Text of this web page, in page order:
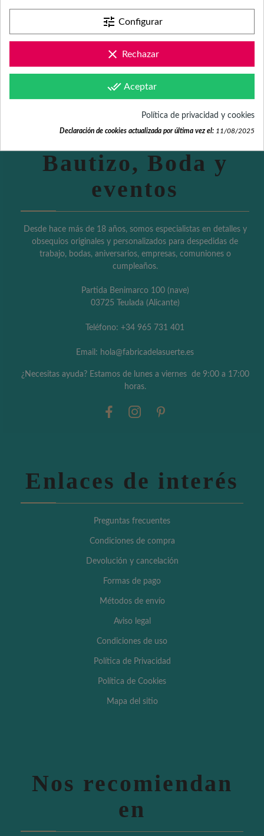
Detalles
personalizados
para Comunión,
Bautizo, Boda y
eventos
Desde hace más de 18 años, somos especialistas en detalles y
obsequios originales y personalizados para despedidas de
trabajo, bodas, aniversarios, empresas, comuniones o
cumpleaños.
Partida Benimarco 100 (nave)
03725 Teulada (Alicante)
Teléfono: +34 965 731 401
Email: hola@fabricadelasuerte.es
¿Necesitas ayuda? Estamos de lunes a viernes de 9:00 a 17:00
horas.
Enlaces de interés
Preguntas frecuentes
Condiciones de compra
Devolución y cancelación
Formas de pago
Métodos de envío
Aviso legal
Condiciones de uso
Política de Privacidad
Política de Cookies
Mapa del sitio
Nos recomiendan
en
tune Configurar
clear Rechazar
done_all Aceptar
Política de privacidad y cookies
Declaración de cookies actualizada por última vez el: 11/08/2025